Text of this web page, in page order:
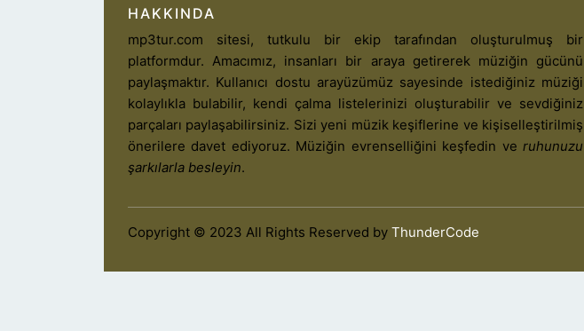
HAKKINDA
mp3tur.com sitesi, tutkulu bir ekip tarafından oluşturulmuş bir
platformdur. Amacımız, insanları bir araya getirerek müziğin gücünü
paylaşmaktır. Kullanıcı dostu arayüzümüz sayesinde istediğiniz müziği
kolaylıkla bulabilir, kendi çalma listelerinizi oluşturabilir ve sevdiğiniz
parçaları paylaşabilirsiniz. Sizi yeni müzik keşiflerine ve kişiselleştirilmiş
önerilere davet ediyoruz. Müziğin evrenselliğini keşfedin ve ruhunuzu
şarkılarla besleyin.
Copyright © 2023 All Rights Reserved by ThunderCode